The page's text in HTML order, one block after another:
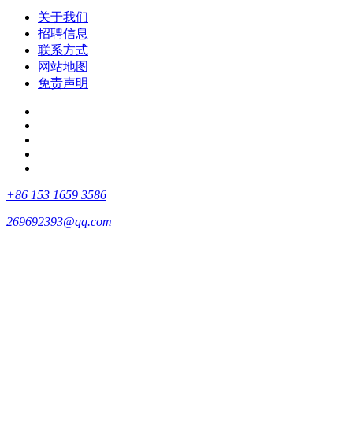
关于我们
招聘信息
联系方式
网站地图
免责声明
+86 153 1659 3586
269692393@qq.com